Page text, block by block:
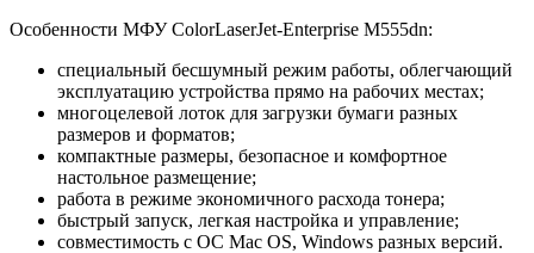
Особенности МФУ ColorLaserJet-Enterprise M555dn:
специальный бесшумный режим работы, облегчающий
эксплуатацию устройства прямо на рабочих местах;
многоцелевой лоток для загрузки бумаги разных
размеров и форматов;
компактные размеры, безопасное и комфортное
настольное размещение;
работа в режиме экономичного расхода тонера;
быстрый запуск, легкая настройка и управление;
совместимость с ОС Mac OS, Windows разных версий.